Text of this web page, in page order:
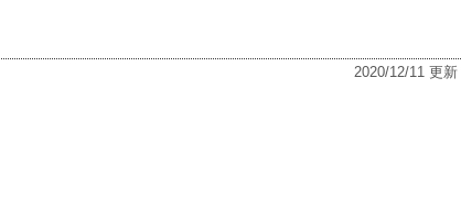
2020/12/11 更新